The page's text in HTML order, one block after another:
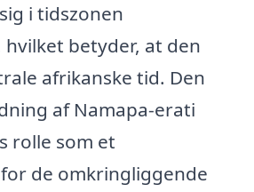
i tidszonen
betyder, at den
afrikanske tid. Den
af Namapa-erati
rolle som et
de omkringliggende